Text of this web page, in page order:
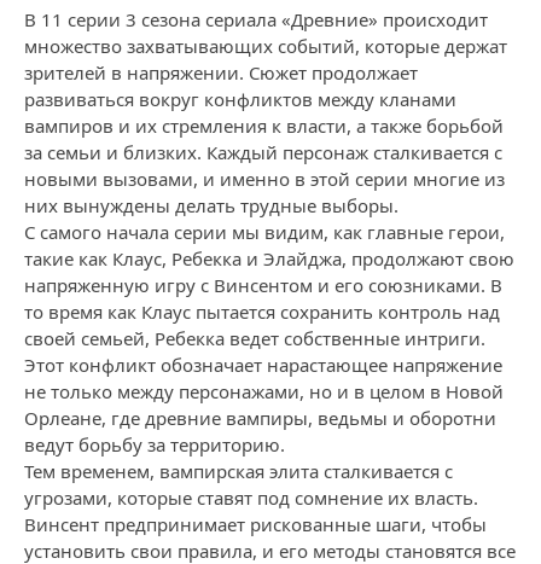
В 11 серии 3 сезона сериала «Древние» происходит
множество захватывающих событий, которые держат
зрителей в напряжении. Сюжет продолжает
развиваться вокруг конфликтов между кланами
вампиров и их стремления к власти, а также борьбой
за семьи и близких. Каждый персонаж сталкивается с
новыми вызовами, и именно в этой серии многие из
них вынуждены делать трудные выборы.
С самого начала серии мы видим, как главные герои,
такие как Клаус, Ребекка и Элайджа, продолжают свою
напряженную игру с Винсентом и его союзниками. В
то время как Клаус пытается сохранить контроль над
своей семьей, Ребекка ведет собственные интриги.
Этот конфликт обозначает нарастающее напряжение
не только между персонажами, но и в целом в Новой
Орлеане, где древние вампиры, ведьмы и оборотни
ведут борьбу за территорию.
Тем временем, вампирская элита сталкивается с
угрозами, которые ставят под сомнение их власть.
Винсент предпринимает рискованные шаги, чтобы
установить свои правила, и его методы становятся все